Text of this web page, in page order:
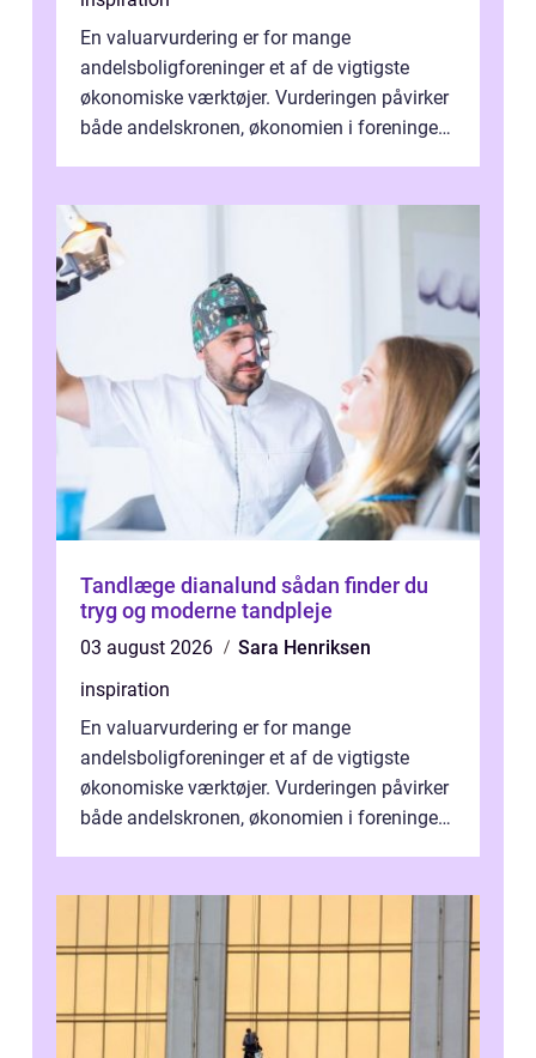
En valuarvurdering er for mange
andelsboligforeninger et af de vigtigste
økonomiske værktøjer. Vurderingen påvirker
både andelskronen, økonomien i foreningen
Tandlæge dianalund sådan finder du
tryg og moderne tandpleje
03 august 2026
Sara Henriksen
inspiration
En valuarvurdering er for mange
andelsboligforeninger et af de vigtigste
økonomiske værktøjer. Vurderingen påvirker
både andelskronen, økonomien i foreningen